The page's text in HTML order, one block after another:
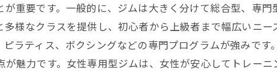
方
グを続けるコツ
重要です。一般的に、ジムは大きく分けて総合型、専門
様なクラスを提供し、初心者から上級者まで幅広いニー
ラティス、ボクシングなどの専門プログラムが強みです
魅力です。女性専用型ジムは、女性が安心してトレーニ